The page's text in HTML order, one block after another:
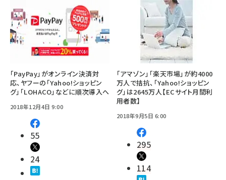
「PayPay」がオンライン決済対
応、ヤフーの「Yahoo!ショッピン
グ」「LOHACO」などに順次導入へ
2018年12月4日 9:00
55
24
「アマゾン」「楽天市場」が約4000
万人で拮抗、「Yahoo!ショッピン
グ」は2645万人【ECサイト月間利
用者数】
2018年9月5日 6:00
295
114